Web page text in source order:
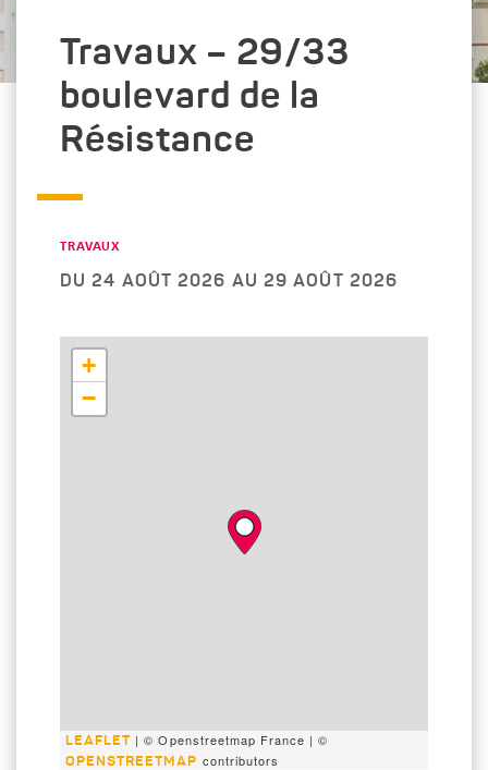
Travaux – 29/33
boulevard de la
Résistance
CATÉGORIE : "
TRAVAUX
DU 24 AOÛT 2026 AU 29 AOÛT 2026
+
−
LEAFLET | © Openstreetmap France | ©
OPENSTREETMAP contributors